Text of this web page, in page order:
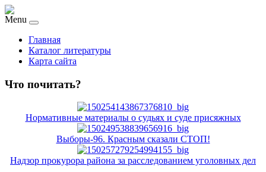
Menu
Главная
Каталог литературы
Карта сайта
Что почитать?
Нормативные материалы о судьях и суде присяжных
Выборы-96. Красным сказали СТОП!
Надзор прокурора района за расследованием уголовных дел